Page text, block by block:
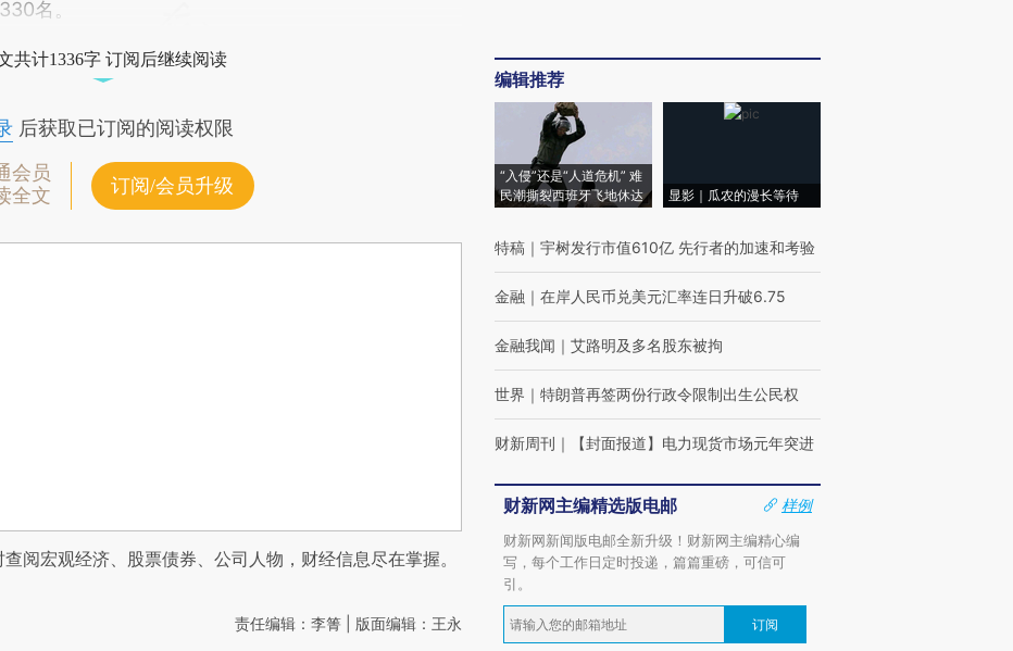
名。
共计1336字 订阅后继续阅读
后获取已订阅的阅读权限
会员
全文
订阅/会员升级
查阅宏观经济、股票债券、公司人物，财经信息尽在掌握。
责任编辑：李箐 | 版面编辑：王永
编辑推荐
“入侵”还是“人道危机” 难
民潮撕裂西班牙飞地休达
显影｜瓜农的漫长等待
特稿 ｜ 宇树发行市值610亿 先行者的加速和考验
金融 ｜ 在岸人民币兑美元汇率连日升破6.75
金融我闻 ｜ 艾路明及多名股东被拘
世界 ｜ 特朗普再签两份行政令限制出生公民权
财新周刊 ｜ 【封面报道】电力现货市场元年突进
财新网主编精选版电邮
样例
财新网新闻版电邮全新升级！财新网主编精心编
写，每个工作日定时投递，篇篇重磅，可信可
引。
订阅